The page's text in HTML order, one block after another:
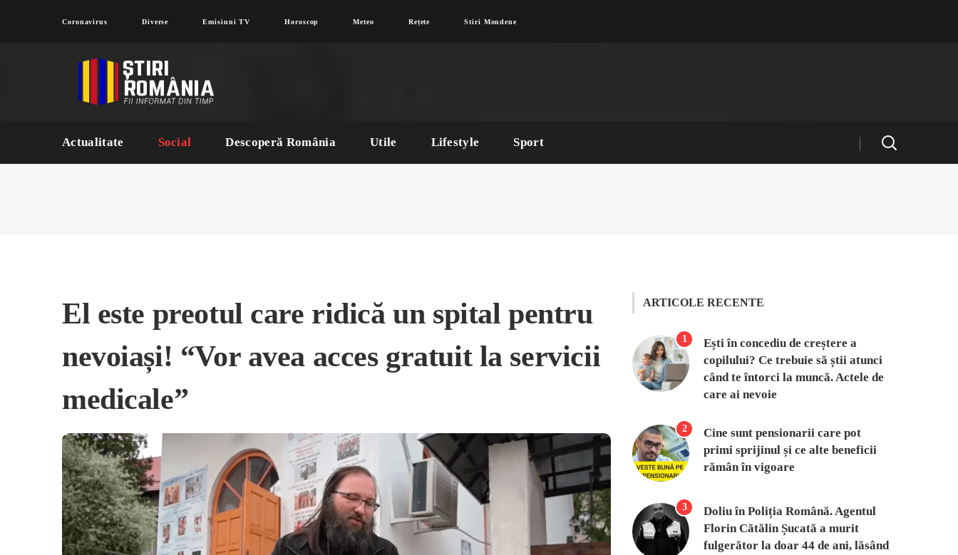
Coronavirus Diverse Emisiuni TV Horoscop Meteo Rețete Stiri Mondene
Actualitate Social Descoperă România Utile Lifestyle Sport
El este preotul care ridică un spital pentru
nevoiași! “Vor avea acces gratuit la servicii
medicale”
ARTICOLE RECENTE
1
Ești în concediu de creștere a
copilului? Ce trebuie să știi atunci
când te întorci la muncă. Actele de
care ai nevoie
2
Cine sunt pensionarii care pot
primi sprijinul și ce alte beneficii
rămân în vigoare
3
Doliu în Poliția Română. Agentul
Florin Cătălin Șucată a murit
fulgerător la doar 44 de ani, lăsând